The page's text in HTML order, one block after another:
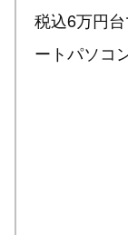
税込6万円
ートパソコ